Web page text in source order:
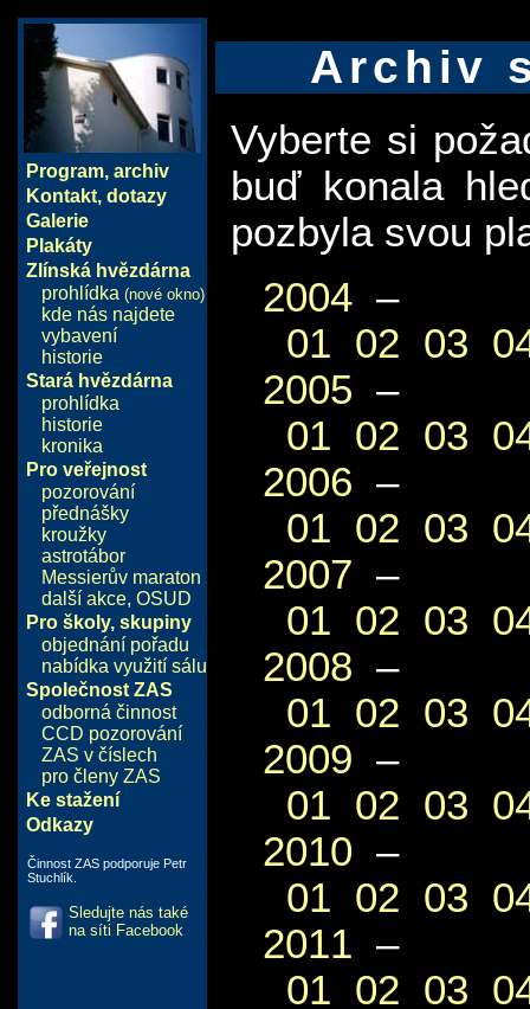
Program, archiv
Kontakt, dotazy
Galerie
Plakáty
Zlínská hvězdárna
prohlídka (nové okno)
kde nás najdete
vybavení
historie
Stará hvězdárna
prohlídka
historie
kronika
Pro veřejnost
pozorování
přednášky
kroužky
astrotábor
Messierův maraton
další akce, OSUD
Pro školy, skupiny
objednání pořadu
nabídka využití sálu
Společnost ZAS
odborná činnost
CCD pozorování
ZAS v číslech
pro členy ZAS
Ke stažení
Odkazy
Činnost ZAS podporuje Petr
Stuchlík.
Sledujte nás také
na síti Facebook
Archiv
Vyberte si
buď konala
pozbyla svou
2004 –
01 02 03
2005 –
01 02 03
2006 –
01 02 03
2007 –
01 02 03
2008 –
01 02 03
2009 –
01 02 03
2010 –
01 02 03
2011 –
01 02 03